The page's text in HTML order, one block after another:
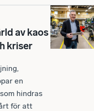
av kaos
kriser
en
hindras
för att